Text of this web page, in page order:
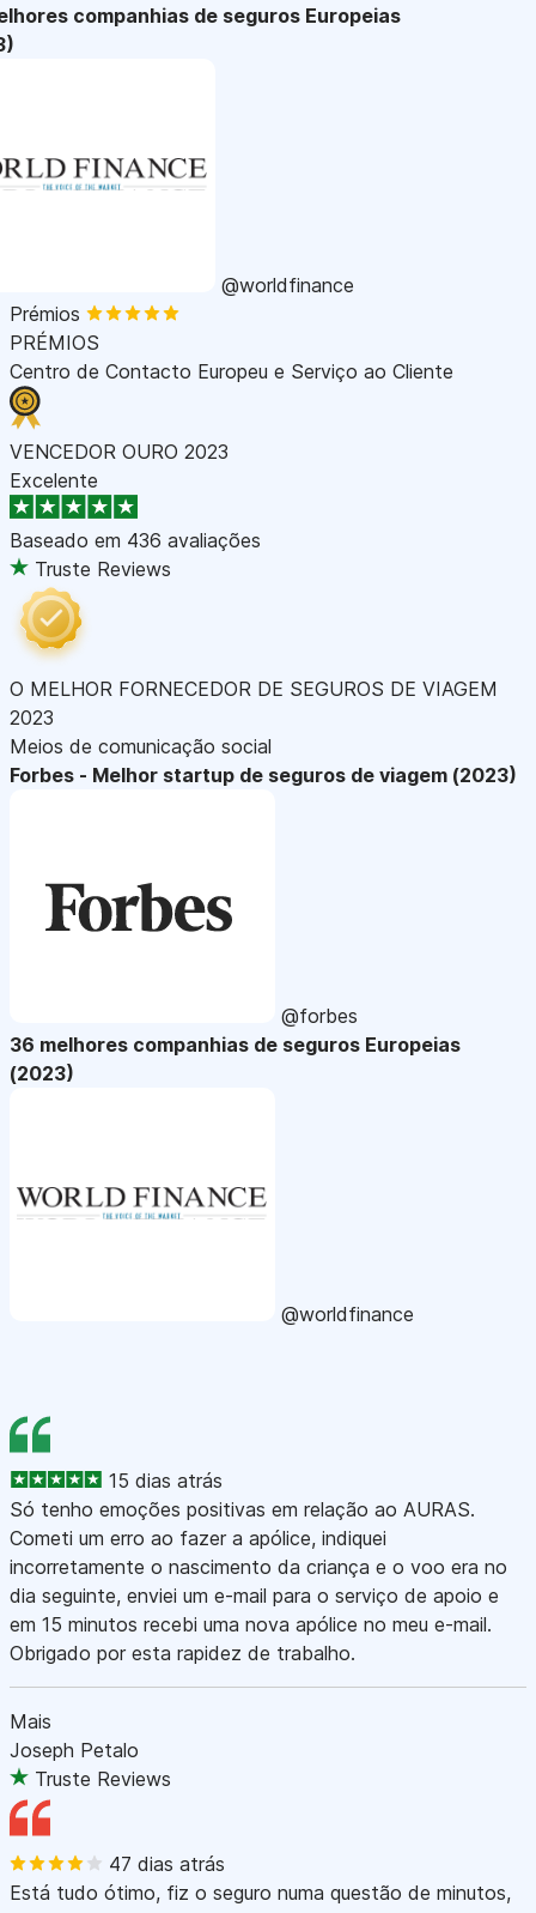
companhias de seguros Europeias
@worldfinance
Prémios
PRÉMIOS
Centro de Contacto Europeu e Serviço ao Cliente
VENCEDOR OURO 2023
Excelente
Baseado em 436 avaliações
Truste Reviews
O MELHOR FORNECEDOR DE SEGUROS DE VIAGEM
2023
Meios de comunicação social
Forbes - Melhor startup de seguros de viagem (2023)
@forbes
36 melhores companhias de seguros Europeias
(2023)
@worldfinance
15 dias atrás
Só tenho emoções positivas em relação ao AURAS.
Cometi um erro ao fazer a apólice, indiquei
incorretamente o nascimento da criança e o voo era no
dia seguinte, enviei um e-mail para o serviço de apoio e
em 15 minutos recebi uma nova apólice no meu e-mail.
Obrigado por esta rapidez de trabalho.
Mais
Joseph Petalo
Truste Reviews
47 dias atrás
Está tudo ótimo, fiz o seguro numa questão de minutos,